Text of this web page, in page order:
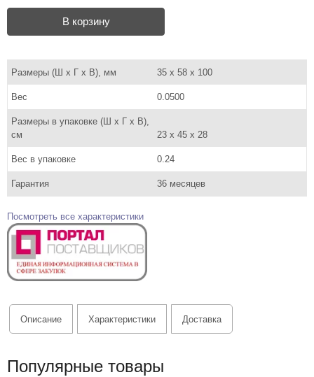
В корзину
Размеры (Ш x Г x В), мм 35 x 58 x 100
Вес 0.0500
Размеры в упаковке (Ш x Г x В),
см
23 x 45 x 28
Вес в упаковке 0.24
Гарантия 36 месяцев
Посмотреть все характеристики
Описание Характеристики Доставка
Популярные товары